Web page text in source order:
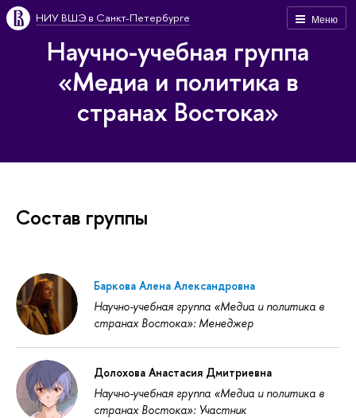
Меню
НИУ ВШЭ в Санкт-Петербурге
Научно-учебная группа
«Медиа и политика в
странах Востока»
Состав группы
Баркова Алена Александровна
Научно-учебная группа «Медиа и политика в
странах Востока»: Менеджер
Долохова Анастасия Дмитриевна
Научно-учебная группа «Медиа и политика в
странах Востока»: Участник